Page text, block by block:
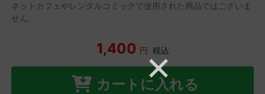
ネットカフェやレンタルコミックで使用された商品ではございま
せん。
1,400 円 税込
カートに入れる